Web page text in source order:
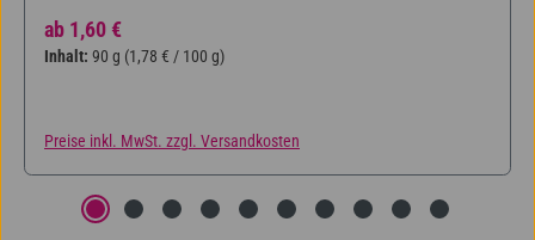
Regulärer Preis:
ab 1,60 €
Inhalt: 90 g (1,78 € / 100 g)
Preise inkl. MwSt. zzgl. Versandkosten